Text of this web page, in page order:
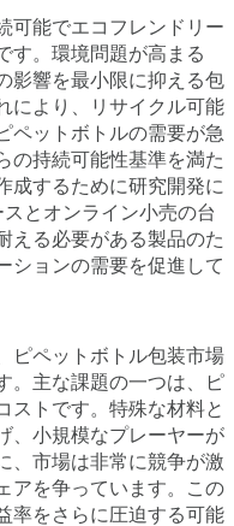
可能でエコフレンドリー
す。環境問題が高まる
影響を最小限に抑える包
により、リサイクル可能
ペットボトルの需要が急
の持続可能性基準を満た
成するために研究開発に
とオンライン小売の台
える必要がある製品のた
ションの需要を促進して
ピペットボトル包装市場
。主な課題の一つは、ピ
ストです。特殊な材料と
、小規模なプレーヤーが
、市場は非常に競争が激
アを争っています。この
率をさらに圧迫する可能